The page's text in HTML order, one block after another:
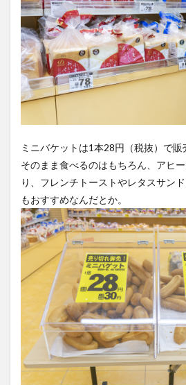
ミニバケットは1本28円（税抜）で販
そのまま食べるのはもちろん、アヒ
り、フレンチトーストやレタスサン
もおすすめなんだとか。